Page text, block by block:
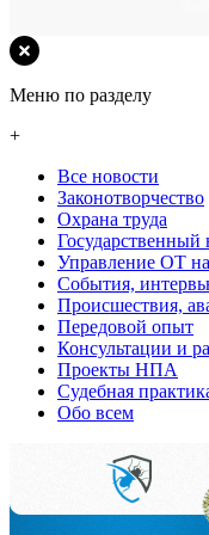
Меню по разделу
+
Все новости
Законотворчество
Охрана труда
Государственный
Управление ОТ
События,
Происшествия,
Передовой опыт
Консультации и
Проекты НПА
Судебная
Обо всем